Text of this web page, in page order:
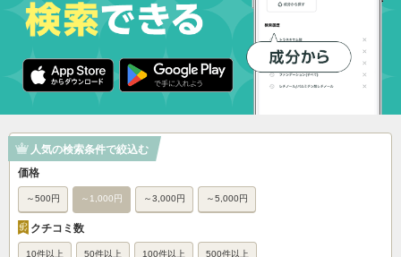
人気の検索条件で絞込む
価格
～500円 ～1,000円 ～3,000円 ～5,000円
クチコミ数
10件以上 50件以上 100件以上 500件以上